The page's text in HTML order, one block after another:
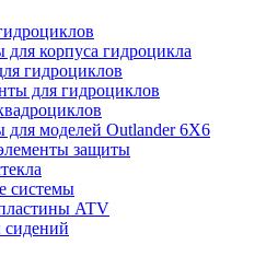
для корпуса гидроцикла
гидроциклов
для гидроциклов
для моделей Outlander 6X6
защиты
системы
ATV